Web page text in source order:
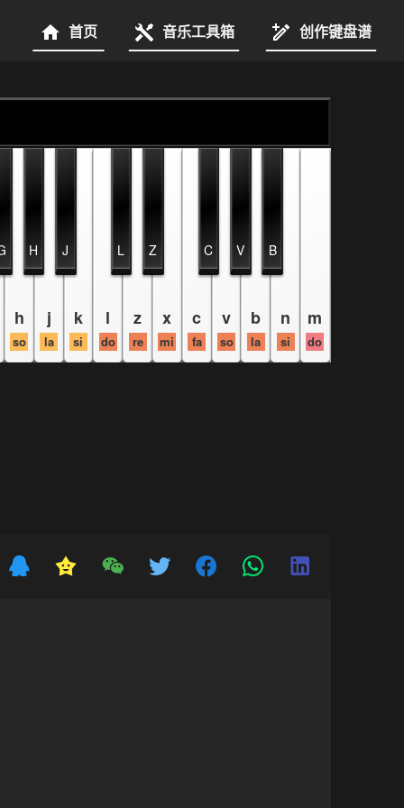
首页 音乐工具箱 创作键盘谱
h
so
j
la
k
si
l
do
z
re
x
mi
c
fa
v
so
b
la
n
si
m
do
H J L Z C V B